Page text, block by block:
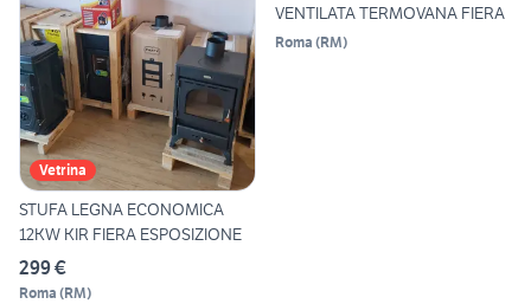
Vetrina
STUFA LEGNA ECONOMICA
12KW KIR FIERA ESPOSIZIONE
299 €
Roma (RM)
VENTILATA TERMOVANA FIERA
Roma (RM)